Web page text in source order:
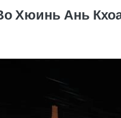
Хюинь Ань